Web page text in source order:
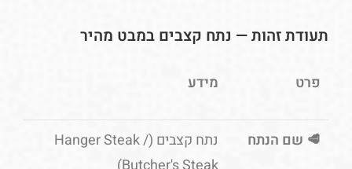
תעודת זהות — נתח קצבים במבט מהיר
פרט מידע
🥩 שם הנתח
נתח קצבים (Hanger Steak /